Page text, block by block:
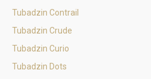
Tubadzin Contrail
Tubadzin Crude
Tubadzin Curio
Tubadzin Dots